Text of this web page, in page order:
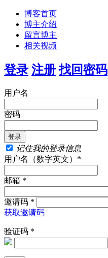
博客首页
博主介绍
留言博主
相关视频
登录 注册 找回密码
用户名
密码
记住我的登录信息
用户名（数字英文）*
邮箱 *
邀请码 *
获取邀请码
验证码 *